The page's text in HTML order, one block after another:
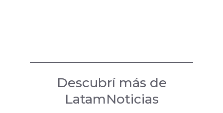
Descubrí más de
LatamNoticias